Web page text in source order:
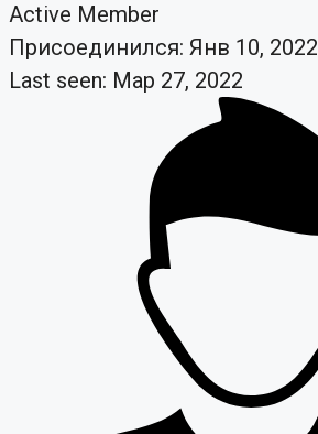
Active Member
Присоединился: Янв 10, 2022
Last seen: Мар 27, 2022